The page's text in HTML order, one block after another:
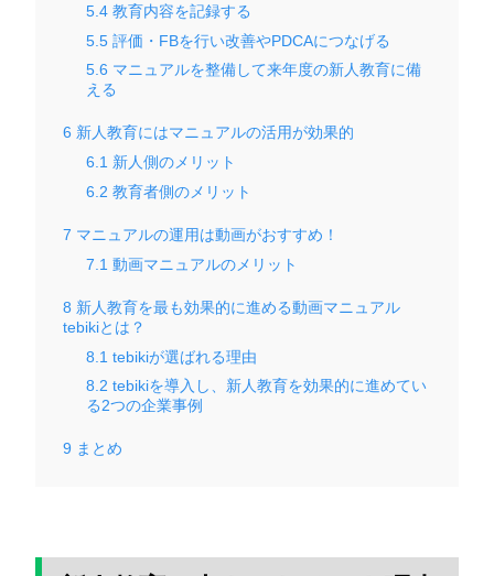
5.4 教育内容を記録する
5.5 評価・FBを行い改善やPDCAにつなげる
5.6 マニュアルを整備して来年度の新人教育に備
える
6 新人教育にはマニュアルの活用が効果的
6.1 新人側のメリット
6.2 教育者側のメリット
7 マニュアルの運用は動画がおすすめ！
7.1 動画マニュアルのメリット
8 新人教育を最も効果的に進める動画マニュアル
tebikiとは？
8.1 tebikiが選ばれる理由
8.2 tebikiを導入し、新人教育を効果的に進めてい
る2つの企業事例
9 まとめ